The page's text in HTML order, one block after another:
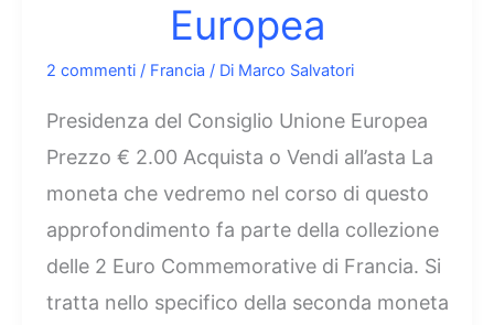
Europea
2 commenti / Francia / Di Marco Salvatori
Presidenza del Consiglio Unione Europea
Prezzo € 2.00 Acquista o Vendi all’asta La
moneta che vedremo nel corso di questo
approfondimento fa parte della collezione
delle 2 Euro Commemorative di Francia. Si
tratta nello specifico della seconda moneta